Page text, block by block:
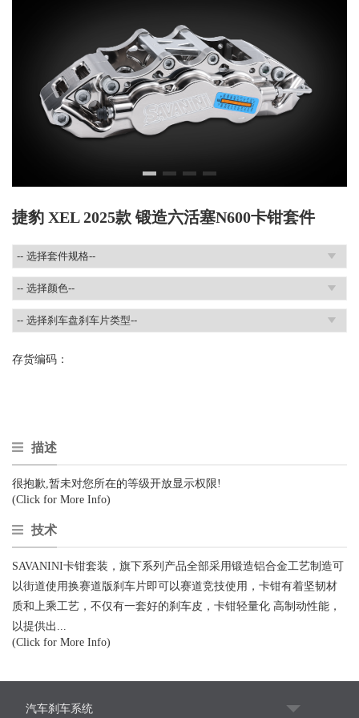
捷豹 XEL 2025款 锻造六活塞N600卡钳套件
存货编码：
描述
很抱歉,暂未对您所在的等级开放显示权限!
(Click for More Info)
技术
SAVANINI卡钳套装，旗下系列产品全部采用锻造铝合金工艺制造可
以街道使用换赛道版刹车片即可以赛道竞技使用，卡钳有着坚韧材
质和上乘工艺，不仅有一套好的刹车皮，卡钳轻量化 高制动性能，
以提供出...
(Click for More Info)
汽车刹车系统